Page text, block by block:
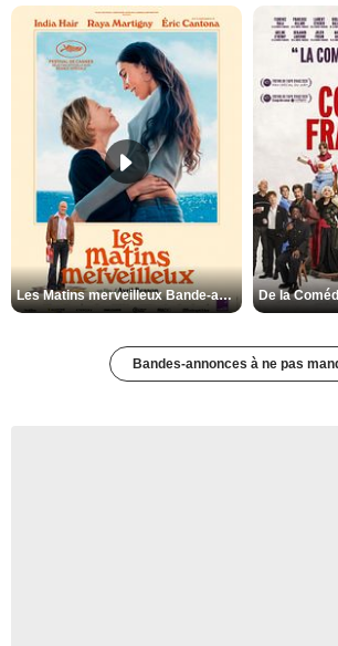
Les Matins merveilleux Bande-annonce VF
Bandes-annonces à ne pas